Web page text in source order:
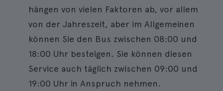
hängen von vielen Faktoren ab, vor allem
von der Jahreszeit, aber im Allgemeinen
können Sie den Bus zwischen 08:00 und
18:00 Uhr besteigen. Sie können diesen
Service auch täglich zwischen 09:00 und
19:00 Uhr in Anspruch nehmen.